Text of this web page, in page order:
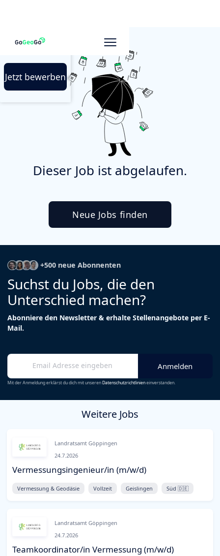
Jetzt bewerben
Dieser Job ist abgelaufen.
Neue Jobs finden
+500 neue Abonnenten
Suchst du Jobs, die den
Unterschied machen?
Abonniere den Newsletter & erhalte Stellenangebote per E-
Mail.
Mit der Anmeldung erklärst du dich mit unseren Datenschutzrichtlinieneinverstanden.
Weitere Jobs
Landratsamt Göppingen
24.7.2026
Vermessungsingenieur/in (m/w/d)
Vermessung & Geodäsie Vollzeit Geislingen Süd 🇩🇪
Landratsamt Göppingen
24.7.2026
Teamkoordinator/in Vermessung (m/w/d)